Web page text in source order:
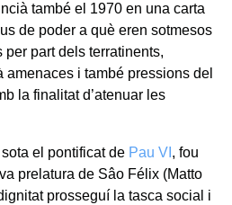
també el 1970 en una carta
de poder a què eren sotmesos
part dels terratinents,
i també pressions del
la finalitat d’atenuar les
el pontificat de Pau VI , fou
prelatura de Sâo Félix (Matto
prosseguí la tasca social i